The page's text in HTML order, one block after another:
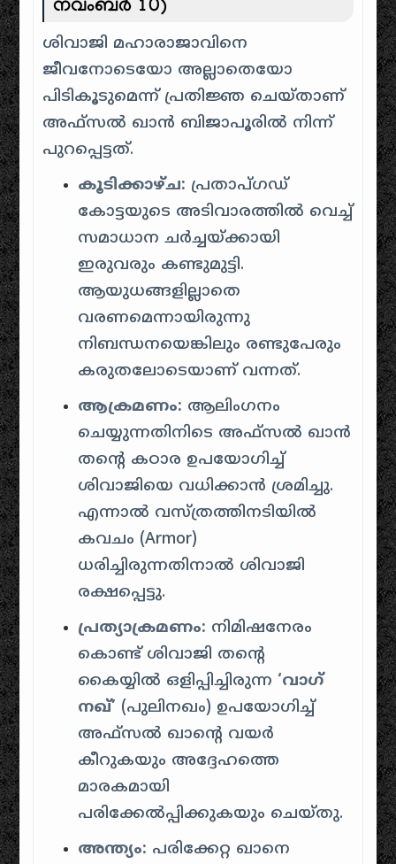
നവംബർ 10)
ശിവാജി മഹാരാജാവിനെ
ജീവനോടെയോ അല്ലാതെയോ
പിടികൂടുമെന്ന് പ്രതിജ്ഞ ചെയ്താണ്
അഫ്സൽ ഖാൻ ബിജാപൂരിൽ നിന്ന്
പുറപ്പെട്ടത്.
കൂടിക്കാഴ്ച: പ്രതാപ്ഗഡ്
കോട്ടയുടെ അടിവാരത്തിൽ വെച്ച്
സമാധാന ചർച്ചയ്ക്കായി
ഇരുവരും കണ്ടുമുട്ടി.
ആയുധങ്ങളില്ലാതെ
വരണമെന്നായിരുന്നു
നിബന്ധനയെങ്കിലും രണ്ടുപേരും
കരുതലോടെയാണ് വന്നത്.
ആക്രമണം: ആലിംഗനം
ചെയ്യുന്നതിനിടെ അഫ്സൽ ഖാൻ
തന്റെ കഠാര ഉപയോഗിച്ച്
ശിവാജിയെ വധിക്കാൻ ശ്രമിച്ചു.
എന്നാൽ വസ്ത്രത്തിനടിയിൽ
കവചം (Armor)
ധരിച്ചിരുന്നതിനാൽ ശിവാജി
രക്ഷപ്പെട്ടു.
പ്രത്യാക്രമണം: നിമിഷനേരം
കൊണ്ട് ശിവാജി തന്റെ
കൈയ്യിൽ ഒളിപ്പിച്ചിരുന്ന‘വാഗ്
നഖ്’ (പുലിനഖം) ഉപയോഗിച്ച്
അഫ്സൽ ഖാൻ്റെ വയർ
കീറുകയും അദ്ദേഹത്തെ
മാരകമായി
പരിക്കേൽപ്പിക്കുകയും ചെയ്തു.
അന്ത്യം: പരിക്കേറ്റ ഖാനെ